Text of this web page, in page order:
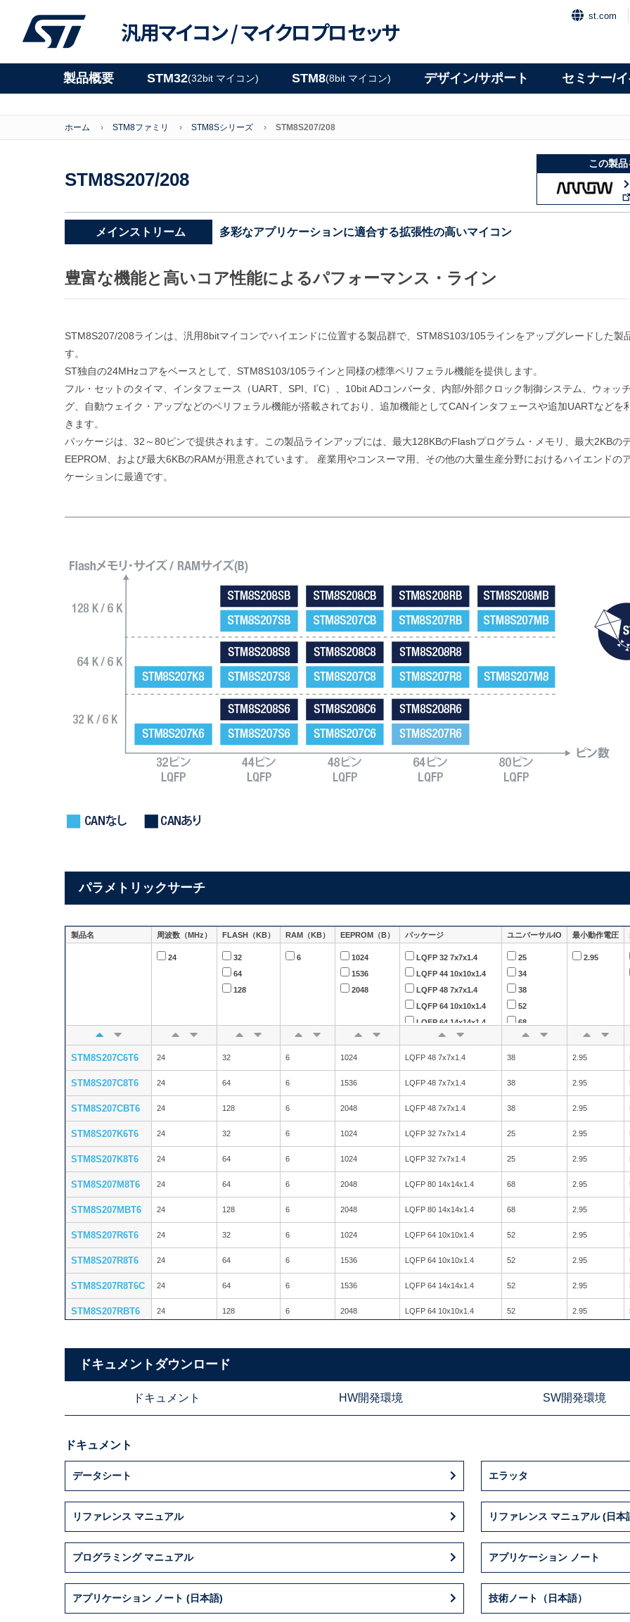
汎用マイコン /マイクロプロセッサ
st.com
製品概要 STM32(32bit マイコン) STM8(8bit マイコン) デザイン/サポート セミナー/
ホーム STM8ファミリ STM8Sシリーズ STM8S207/208
STM8S207/208
この製
メインストリーム 多彩なアプリケーションに適合する拡張性の高いマイコン
豊富な機能と高いコア性能によるパフォーマンス・ライン
STM8S207/208ラインは、汎用8bitマイコンでハイエンドに位置する製品群で、STM8S103/105ラインをアップグレードした製
す。
ST独自の24MHzコアをベースとして、STM8S103/105ラインと同様の標準ペリフェラル機能を提供します。
フル・セットのタイマ、インタフェース（UART、SPI、I²C）、10bit ADコンバータ、内部/外部クロック制御システム、ウォッ
グ、自動ウェイク・アップなどのペリフェラル機能が搭載されており、追加機能としてCANインタフェースや追加UARTなどを
きます。
パッケージは、32～80ピンで提供されます。この製品ラインアップには、最大128KBのFlashプログラム・メモリ、最大2KBの
EEPROM、および最大6KBのRAMが用意されています。 産業用やコンスーマ用、その他の大量生産分野におけるハイエンドの
ケーションに最適です。
パラメトリックサーチ
製品名 周波数（MHz） FLASH（KB） RAM（KB） EEPROM（B） パッケージ ユニバーサルIO 最小動作電圧
24
32
64
128
6
1024
1536
2048
LQFP 32 7x7x1.4
LQFP 44 10x10x1.4
LQFP 48 7x7x1.4
LQFP 64 10x10x1.4
LQFP 64 14x14x1.4
LQFP 80 14x14x1.4
25
34
38
52
68
2.95
STM8S207C6T6 24 32 6 1024 LQFP 48 7x7x1.4 38 2.95
STM8S207C8T6 24 64 6 1536 LQFP 48 7x7x1.4 38 2.95
STM8S207CBT6 24 128 6 2048 LQFP 48 7x7x1.4 38 2.95
STM8S207K6T6 24 32 6 1024 LQFP 32 7x7x1.4 25 2.95
STM8S207K8T6 24 64 6 1024 LQFP 32 7x7x1.4 25 2.95
STM8S207M8T6 24 64 6 2048 LQFP 80 14x14x1.4 68 2.95
STM8S207MBT6 24 128 6 2048 LQFP 80 14x14x1.4 68 2.95
STM8S207R6T6 24 32 6 1024 LQFP 64 10x10x1.4 52 2.95
STM8S207R8T6 24 64 6 1536 LQFP 64 10x10x1.4 52 2.95
STM8S207R8T6C 24 64 6 1536 LQFP 64 14x14x1.4 52 2.95
STM8S207RBT6 24 128 6 2048 LQFP 64 10x10x1.4 52 2.95
STM8S207S6T6 24 32
STM8S208C6T6
STM8S208C8T6 24 64 6 2048 LQFP 48 7x7x1.4 38 2.95
STM8S208CBT6
STM8S208MBT6 24 LQFP 80 14x14x1.4 68 2.95
STM8S208RBT6 LQFP 64 10x10x1.4 52 2.95
ドキュメントダウンロード
ドキュメント HW開発環境 SW開発環境
ドキュメント
データシート エラッタ
リファレンス マニュアル リファレンス マニュアル (日本
プログラミング マニュアル アプリケーション ノート
アプリケーション ノート (日本語) 技術ノート（日本語）